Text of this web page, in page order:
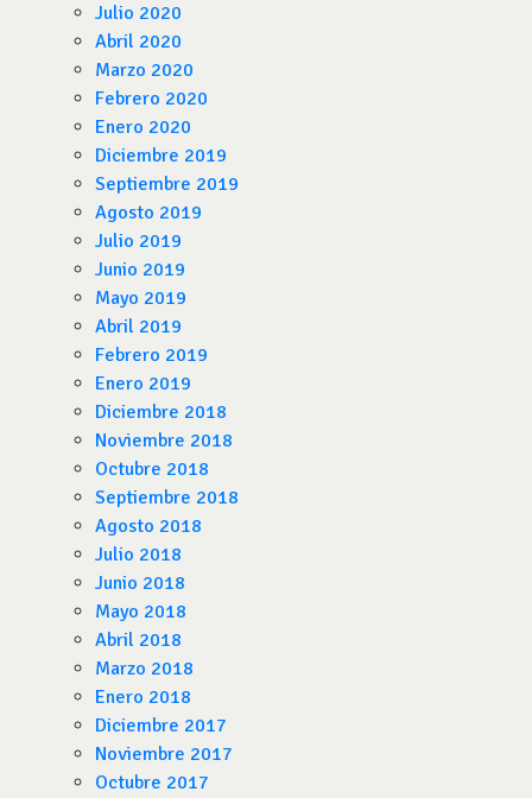
Julio 2020
Abril 2020
Marzo 2020
Febrero 2020
Enero 2020
Diciembre 2019
Septiembre 2019
Agosto 2019
Julio 2019
Junio 2019
Mayo 2019
Abril 2019
Febrero 2019
Enero 2019
Diciembre 2018
Noviembre 2018
Octubre 2018
Septiembre 2018
Agosto 2018
Julio 2018
Junio 2018
Mayo 2018
Abril 2018
Marzo 2018
Enero 2018
Diciembre 2017
Noviembre 2017
Octubre 2017